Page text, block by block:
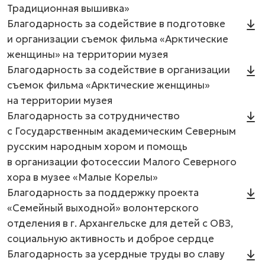
Традиционная вышивка»
Благодарность за содействие в подготовке
и организации съемок фильма «Арктические
женщины» на территории музея
Благодарность за содействие в организации
съемок фильма «Арктические женщины»
на территории музея
Благодарность за сотрудничество
с Государственным академическим Северным
русским народным хором и помощь
в организации фотосессии Малого Северного
хора в музее «Малые Корелы»
Благодарность за поддержку проекта
«Семейный выходной» волонтерского
отделения в г. Архангельске для детей с ОВЗ,
социальную активность и доброе сердце
Благодарность за усердные труды во славу